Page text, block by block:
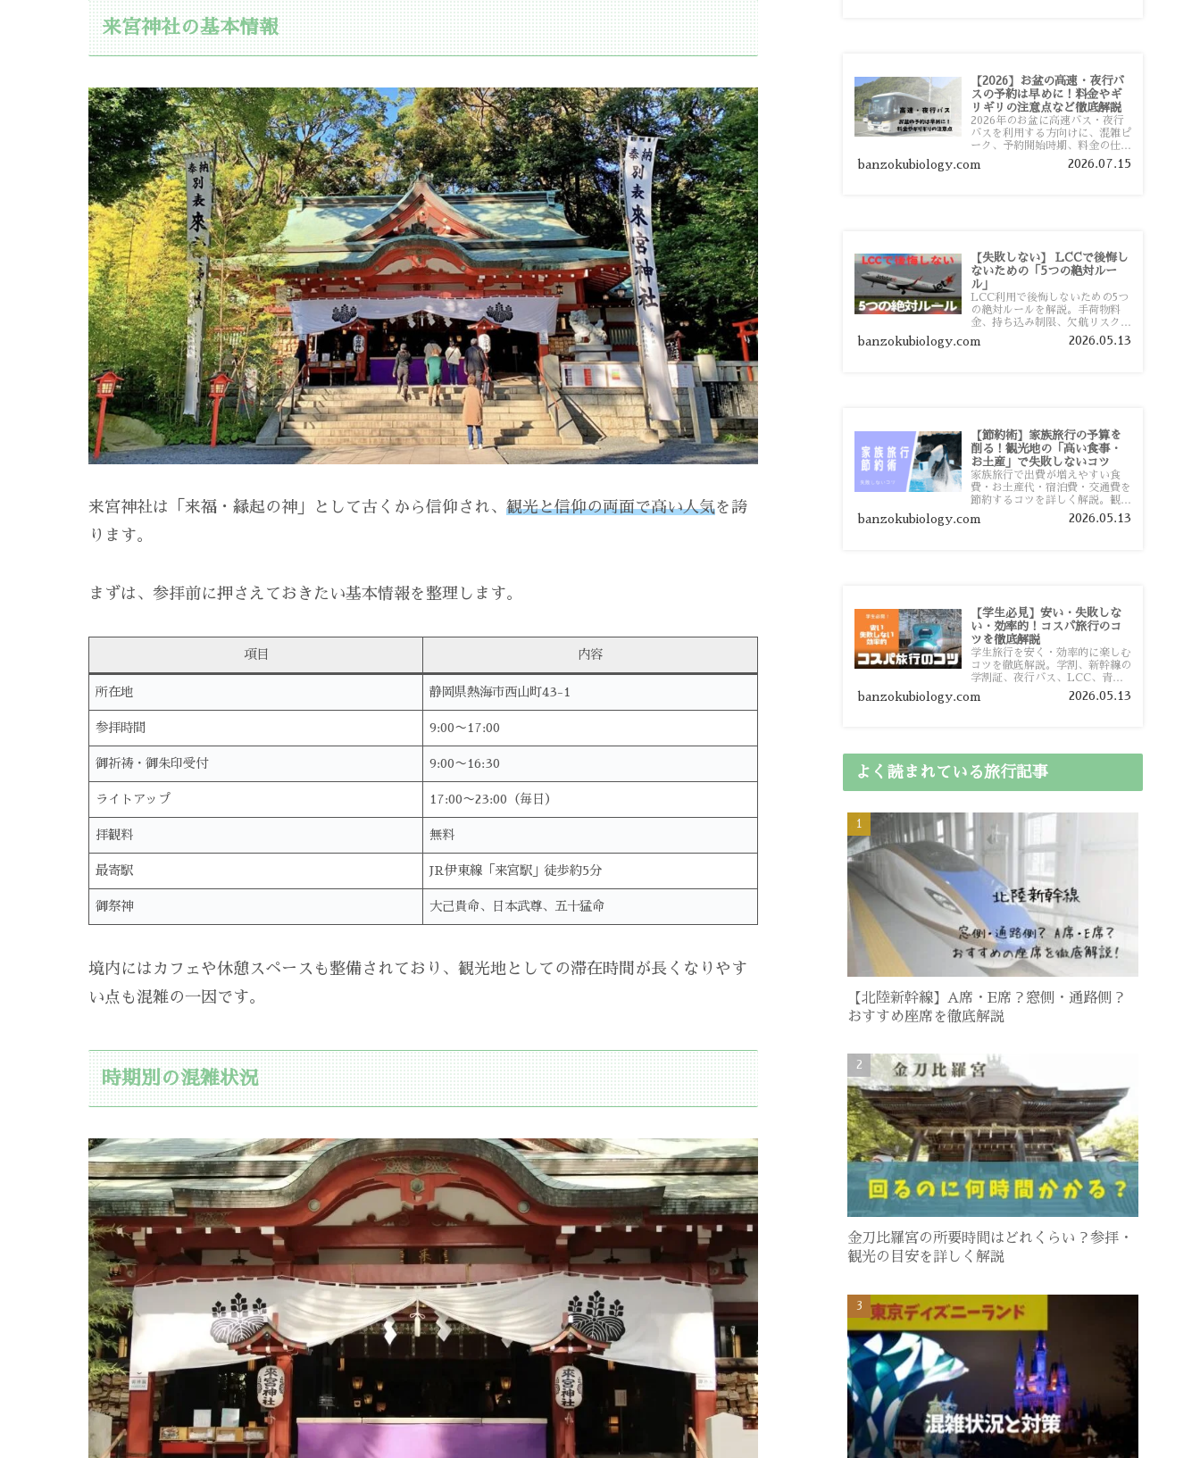
来宮神社の基本情報
来宮神社は「来福・縁起の神」として古くから信仰され、 観光と信仰の両面で高い人気を誇
ります。
まずは、参拝前に押さえておきたい基本情報を整理します。
項目 内容
所在地 静岡県熱海市西山町43-1
参拝時間 9:00〜17:00
御祈祷・御朱印受付 9:00〜16:30
ライトアップ 17:00〜23:00（毎日）
拝観料 無料
最寄駅 JR伊東線「来宮駅」徒歩約5分
御祭神 大己貴命、日本武尊、五十猛命
境内にはカフェや休憩スペースも整備されており、観光地としての滞在時間が長くなりやす
い点も混雑の一因です。
時期別の混雑状況
【2026】お盆の高速・夜行バ
スの予約は早めに！料金やギ
リギリの注意点など徹底解説
2026年のお盆に高速バス・夜行
バスを利用する方向けに、混雑ピ
ーク、予約開始時期、料金の仕組
み、キャンセル待ちのコツ、直前
予約の注意点まで詳しく解説しま
banzokubiology.com 2026.07.15
【失敗しない】 LCCで後悔し
ないための「5つの絶対ルー
ル」
LCC利用で後悔しないための5つ
の絶対ルールを解説。手荷物料
金、持ち込み制限、欠航リスク、
時間厳守など、格安航空会社を利
用する前に知っておきたい注意点
banzokubiology.com 2026.05.13
【節約術】家族旅行の予算を
削る！観光地の「高い食事・
お土産」で失敗しないコツ
家族旅行で出費が増えやすい食
費・お土産代・宿泊費・交通費を
節約するコツを詳しく解説。観光
地価格を避ける方法や、早割・ス
ーパー活用術、予算管理のポイン
banzokubiology.com 2026.05.13
【学生必見】安い・失敗しな
い・効率的！コスパ旅行のコ
ツを徹底解説
学生旅行を安く・効率的に楽しむ
コツを徹底解説。学割、新幹線の
学割証、夜行バス、LCC、青春
18きっぷ、レンタカー割り勘な
ど、学生向けの節約旅行術を詳し
banzokubiology.com 2026.05.13
よく読まれている旅行記事
【北陸新幹線】A席・E席？窓側・通路側？
おすすめ座席を徹底解説
金刀比羅宮の所要時間はどれくらい？参拝・
観光の目安を詳しく解説